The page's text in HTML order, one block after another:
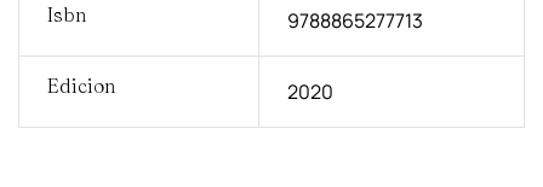
Isbn 9788865277713
Edicion 2020